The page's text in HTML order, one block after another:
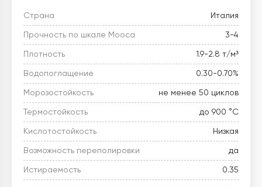
Страна Италия
Прочность по шкале Мооса 3-4
Плотность 1.9-2.8 т/м³
Водопоглащение 0.30-0.70%
Морозостойкость не менее 50 циклов
Термостойкость до 900 °C
Кислотостойкость Низкая
Возможность переполировки да
Истираемость 0.35